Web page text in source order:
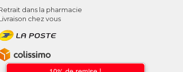
dans la pharmacie
chez vous